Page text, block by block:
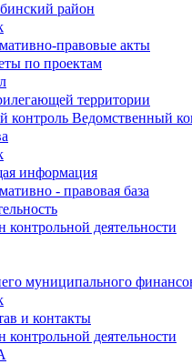
район
правовые акты
по проектам
территории
контроль Ведомственный
информация
- правовая база
контрольной деятельности
муниципального
и контакты
контрольной деятельности